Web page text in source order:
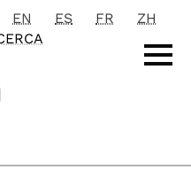
EN ES FR
ZH